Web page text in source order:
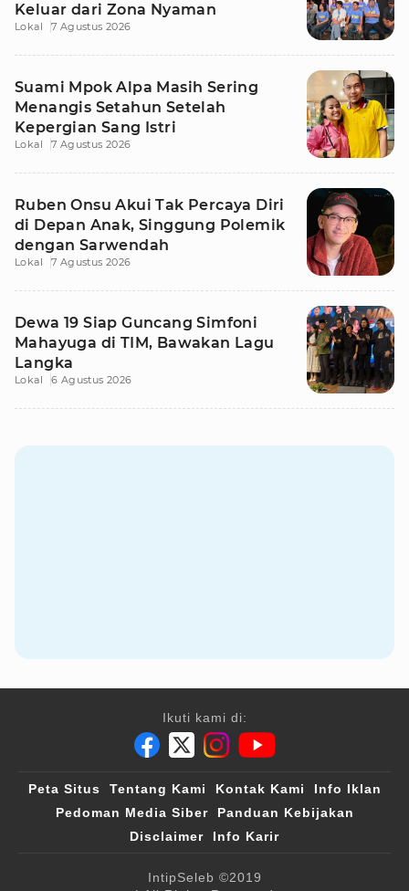
Keluar dari Zona Nyaman
Lokal 7 Agustus 2026
Suami Mpok Alpa Masih Sering
Menangis Setahun Setelah
Kepergian Sang Istri
Lokal 7 Agustus 2026
Ruben Onsu Akui Tak Percaya Diri
di Depan Anak, Singgung Polemik
dengan Sarwendah
Lokal 7 Agustus 2026
Dewa 19 Siap Guncang Simfoni
Mahayuga di TIM, Bawakan Lagu
Langka
Lokal 6 Agustus 2026
Ikuti kami di:
Peta Situs Tentang Kami Kontak Kami
Info Iklan
Pedoman Media Siber
Panduan Kebijakan
Disclaimer
Info Karir
IntipSeleb ©2019